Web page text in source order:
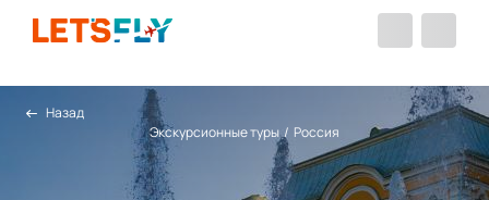
Назад
Экскурсионные туры / Россия